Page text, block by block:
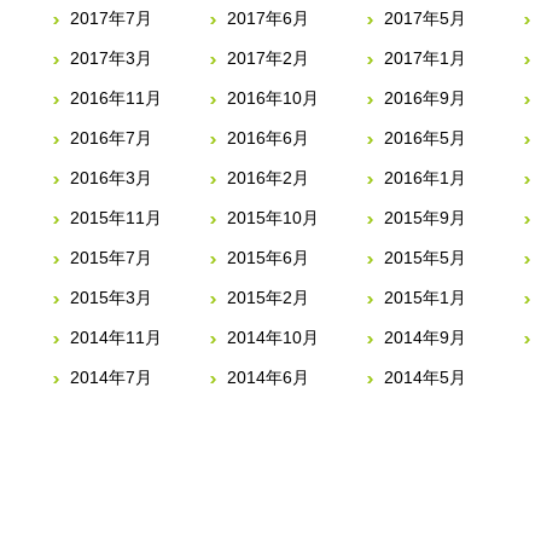
2017年7月 2017年6月 2017年5月
2017年3月 2017年2月 2017年1月
2016年11月 2016年10月 2016年9月
2016年7月 2016年6月 2016年5月
2016年3月 2016年2月 2016年1月
2015年11月 2015年10月 2015年9月
2015年7月 2015年6月 2015年5月
2015年3月 2015年2月 2015年1月
2014年11月 2014年10月 2014年9月
2014年7月 2014年6月 2014年5月